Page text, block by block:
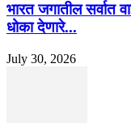
भारत जगातील सर्वात
धोका देणारे...
July 30, 2026